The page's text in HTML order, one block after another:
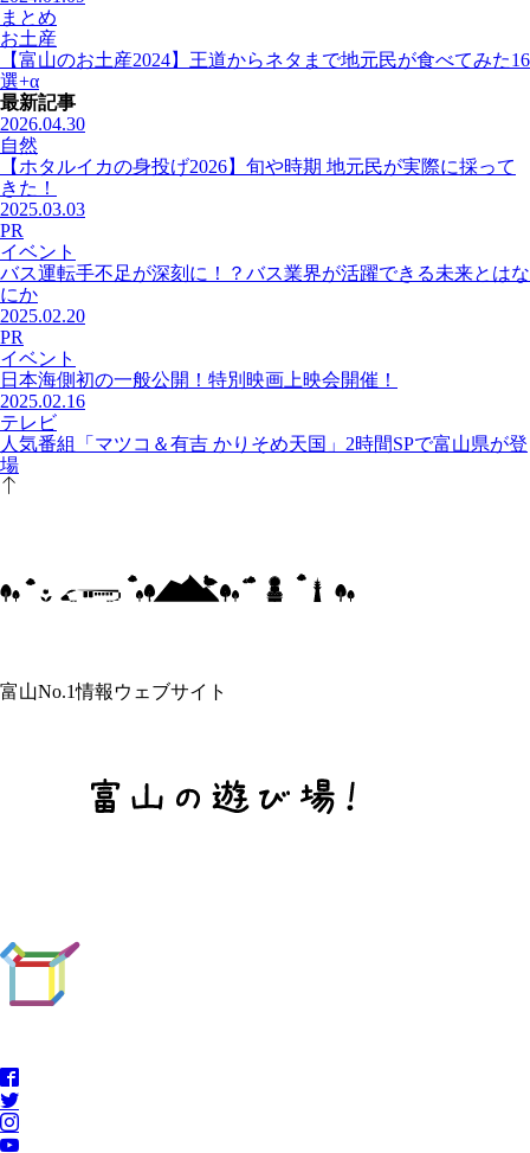
まとめ
お土産
【富山のお土産2024】王道からネタまで地元民が食べてみた16
選+α
最新記事
2026.04.30
自然
【ホタルイカの身投げ2026】旬や時期 地元民が実際に採って
きた！
2025.03.03
PR
イベント
バス運転手不足が深刻に！？バス業界が活躍できる未来とはな
にか
2025.02.20
PR
イベント
日本海側初の一般公開！特別映画上映会開催！
2025.02.16
テレビ
人気番組「マツコ＆有吉 かりそめ天国」2時間SPで富山県が登
場
富山No.1情報ウェブサイト